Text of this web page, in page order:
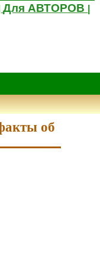
|Для АВТОРОВ
об